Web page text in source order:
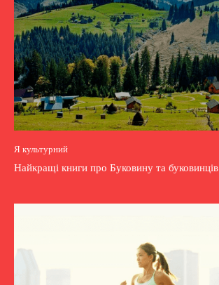
Я культурний
Найкращі книги про Буковину та буковинців